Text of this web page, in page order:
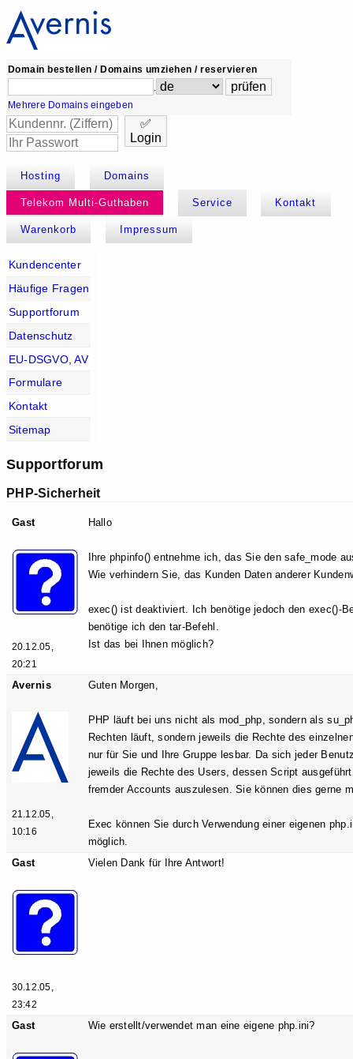
Domain bestellen / Domains umziehen / reservieren
.
Mehrere Domains eingeben
✅
Login
Hosting Domains
Telekom Multi-Guthaben Service Kontakt
Warenkorb Impressum
Kundencenter
Häufige Fragen
Supportforum
Datenschutz
EU-DSGVO, AV
Formulare
Kontakt
Sitemap
Supportforum
PHP-Sicherheit
Gast
20.12.05,
20:21
Hallo
Ihre phpinfo() entnehme ich, das Sie den safe_mode
Wie verhindern Sie, das Kunden Daten anderer
exec() ist deaktiviert. Ich benötige jedoch den exec()-
benötige ich den tar-Befehl.
Ist das bei Ihnen möglich?
Avernis
21.12.05,
10:16
Guten Morgen,
PHP läuft bei uns nicht als mod_php, sondern als
Rechten läuft, sondern jeweils die Rechte des
nur für Sie und Ihre Gruppe lesbar. Da sich jeder
jeweils die Rechte des Users, dessen Script
fremder Accounts auszulesen. Sie können dies gerne
Exec können Sie durch Verwendung einer eigenen
möglich.
Gast
30.12.05,
23:42
Vielen Dank für Ihre Antwort!
Gast Wie erstellt/verwendet man eine eigene php.ini?